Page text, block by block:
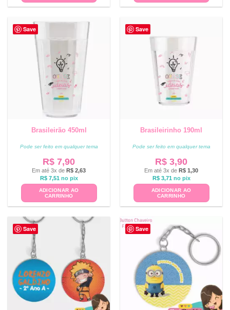
Save
Brasileirão 450ml
Pode ser feito em qualquer tema
R$ 7,90
Em até 3x de R$ 2,63
R$7,51 no pix
ADICIONAR AO
CARRINHO
Save
Brasileirinho 190ml
Pode ser feito em qualquer tema
R$ 3,90
Em até 3x de R$ 1,30
R$3,71 no pix
ADICIONAR AO
CARRINHO
Save Save